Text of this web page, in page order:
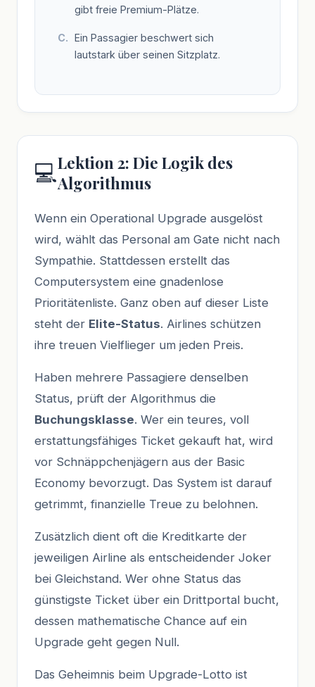
gibt freie Premium-Plätze.
Ein Passagier beschwert sich
lautstark über seinen Sitzplatz.
💻Lektion 2: Die Logik des
Algorithmus
Wenn ein Operational Upgrade ausgelöst
wird, wählt das Personal am Gate nicht nach
Sympathie. Stattdessen erstellt das
Computersystem eine gnadenlose
Prioritätenliste. Ganz oben auf dieser Liste
steht der Elite-Status. Airlines schützen
ihre treuen Vielflieger um jeden Preis.
Haben mehrere Passagiere denselben
Status, prüft der Algorithmus die
Buchungsklasse. Wer ein teures, voll
erstattungsfähiges Ticket gekauft hat, wird
vor Schnäppchenjägern aus der Basic
Economy bevorzugt. Das System ist darauf
getrimmt, finanzielle Treue zu belohnen.
Zusätzlich dient oft die Kreditkarte der
jeweiligen Airline als entscheidender Joker
bei Gleichstand. Wer ohne Status das
günstigste Ticket über ein Drittportal bucht,
dessen mathematische Chance auf ein
Upgrade geht gegen Null.
Das Geheimnis beim Upgrade-Lotto ist